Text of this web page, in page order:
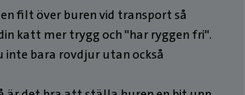
filt över buren vid transport så
katt mer trygg och "har ryggen fri".
inte bara rovdjur utan också